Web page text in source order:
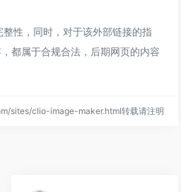
性，同时，对于该外部链接的指
都属于合规合法，后期网页的内容
sites/clio-image-maker.html转载请注明